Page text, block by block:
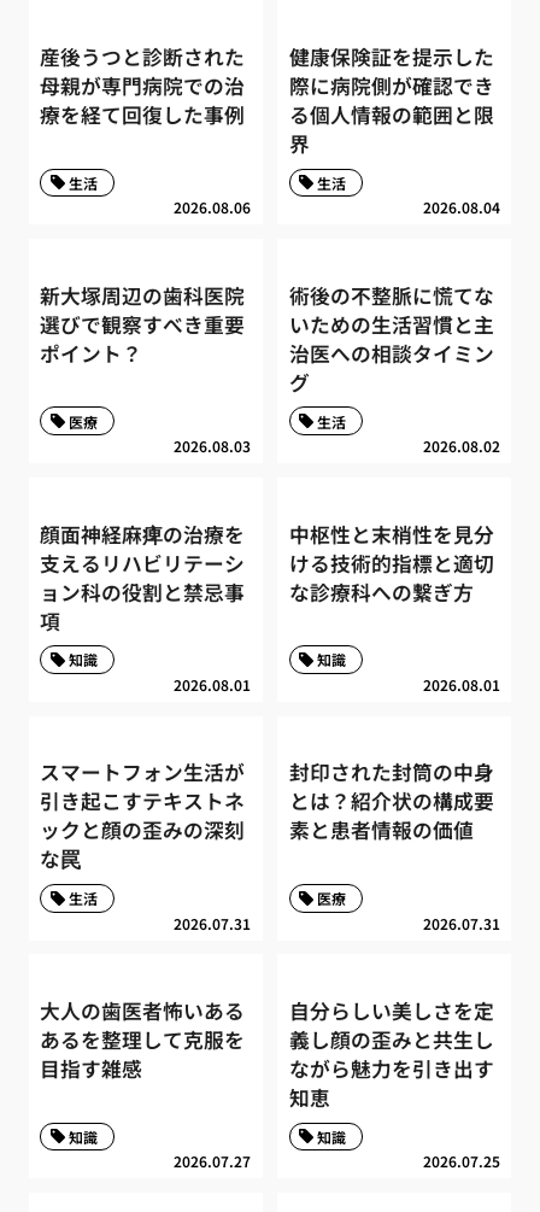
産後うつと診断された
母親が専門病院での治
療を経て回復した事例
2026.08.06
生活
健康保険証を提示した
際に病院側が確認でき
る個人情報の範囲と限
界
2026.08.04
生活
新大塚周辺の歯科医院
選びで観察すべき重要
ポイント？
2026.08.03
医療
術後の不整脈に慌てな
いための生活習慣と主
治医への相談タイミン
グ
2026.08.02
生活
顔面神経麻痺の治療を
支えるリハビリテーシ
ョン科の役割と禁忌事
項
2026.08.01
知識
中枢性と末梢性を見分
ける技術的指標と適切
な診療科への繋ぎ方
2026.08.01
知識
スマートフォン生活が
引き起こすテキストネ
ックと顔の歪みの深刻
な罠
2026.07.31
生活
封印された封筒の中身
とは？紹介状の構成要
素と患者情報の価値
2026.07.31
医療
大人の歯医者怖いある
あるを整理して克服を
目指す雑感
2026.07.27
知識
自分らしい美しさを定
義し顔の歪みと共生し
ながら魅力を引き出す
知恵
2026.07.25
知識